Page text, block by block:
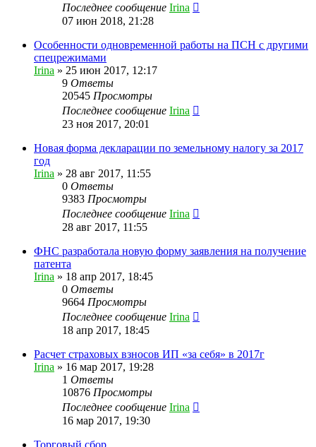
Последнее сообщение Irina
07 июн 2018, 21:28
Особенности одновременной работы на ПСН с другими
спецрежимами
Irina » 25 июн 2017, 12:17
9 Ответы
20545 Просмотры
Последнее сообщение Irina
23 ноя 2017, 20:01
Новая форма декларации по земельному налогу за 2017
год
Irina » 28 авг 2017, 11:55
0 Ответы
9383 Просмотры
Последнее сообщение Irina
28 авг 2017, 11:55
ФНС разработала новую форму заявления на получение
патента
Irina » 18 апр 2017, 18:45
0 Ответы
9664 Просмотры
Последнее сообщение Irina
18 апр 2017, 18:45
Расчет страховых взносов ИП «за себя» в 2017г
Irina » 16 мар 2017, 19:28
1 Ответы
10876 Просмотры
Последнее сообщение Irina
16 мар 2017, 19:30
Торговый сбор